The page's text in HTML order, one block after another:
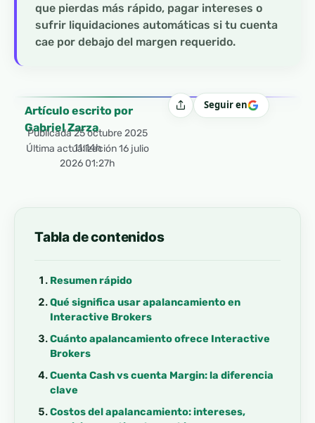
que pierdas más rápido, pagar intereses o
sufrir liquidaciones automáticas si tu cuenta
cae por debajo del margen requerido.
Artículo escrito por
Gabriel Zarza
Publicada25 octubre 2025
11:14h
Última actualización 16 julio
2026 01:27h
CompartirSeguir en
Tabla de contenidos
Resumen rápido
Qué significa usar apalancamiento en
Interactive Brokers
Cuánto apalancamiento ofrece Interactive
Brokers
Cuenta Cash vs cuenta Margin: la diferencia
clave
Costos del apalancamiento: intereses,